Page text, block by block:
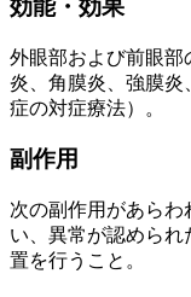
効能・効果
外眼部および前眼部
炎、角膜炎、強膜炎
症の対症療法）。
副作用
次の副作用があら
い、異常が認めら
置を行うこと。